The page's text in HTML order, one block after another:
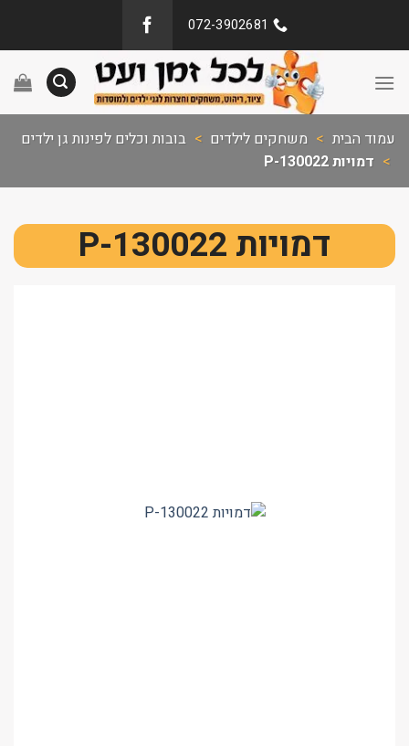
072-3902681
עמוד הבית > משחקים לילדים > בובות וכלים לפינות גן ילדים
> דמויות P-130022
דמויות P-130022